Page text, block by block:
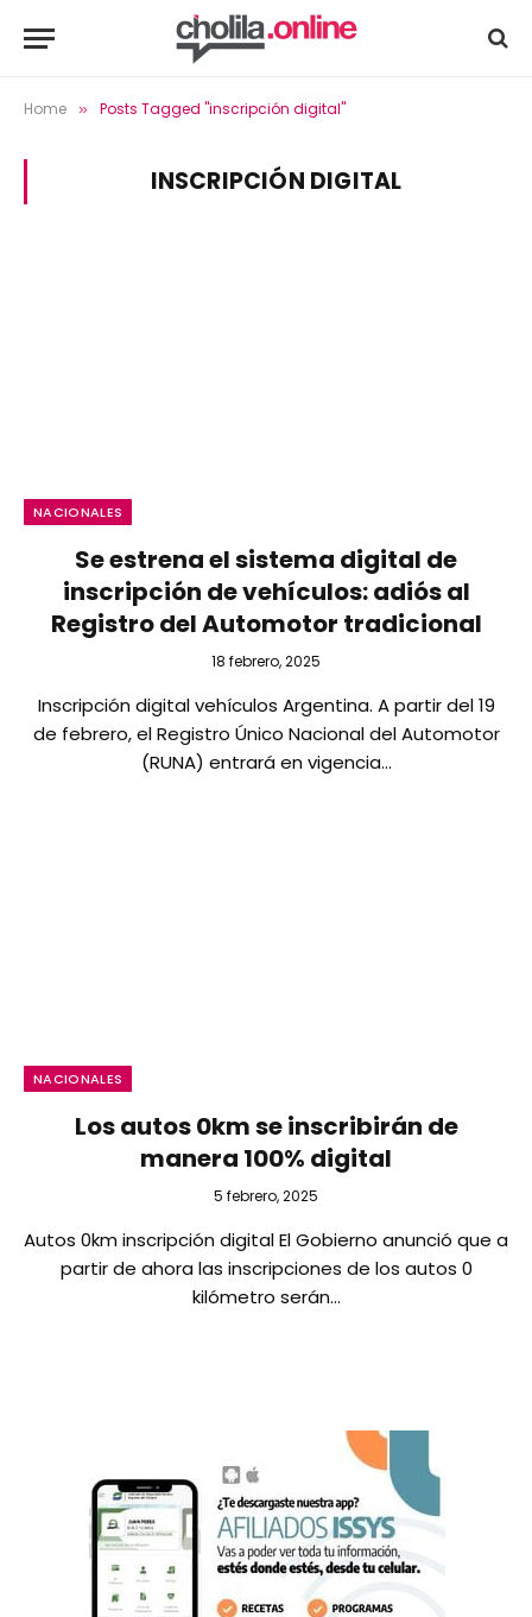
Home » Posts Tagged "inscripción digital"
INSCRIPCIÓN DIGITAL
NACIONALES
Se estrena el sistema digital de
inscripción de vehículos: adiós al
Registro del Automotor tradicional
18 febrero, 2025
Inscripción digital vehículos Argentina. A partir del 19
de febrero, el Registro Único Nacional del Automotor
(RUNA) entrará en vigencia…
NACIONALES
Los autos 0km se inscribirán de
manera 100% digital
5 febrero, 2025
Autos 0km inscripción digital El Gobierno anunció que a
partir de ahora las inscripciones de los autos 0
kilómetro serán…